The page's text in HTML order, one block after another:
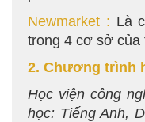
Newmarket : Là
trong 4 cơ sở của
2. Chương trình
Học viện công
học: Tiếng Anh,